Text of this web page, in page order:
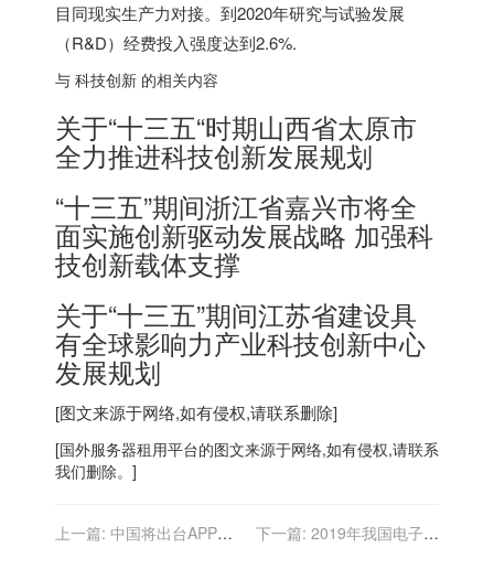
目同现实生产力对接。到2020年研究与试验发展
（R&D）经费投入强度达到2.6%.
与 科技创新 的相关内容
关于“十三五“时期山西省太原市
全力推进科技创新发展规划
“十三五”期间浙江省嘉兴市将全
面实施创新驱动发展战略 加强科
技创新载体支撑
关于“十三五”期间江苏省建设具
有全球影响力产业科技创新中心
发展规划
[图文来源于网络,如有侵权,请联系删除]
[国外服务器租用平台的图文来源于网络,如有侵权,请联系
我们删除。]
上一篇: 中国将出台APP应
下一篇: 2019年我国电子设